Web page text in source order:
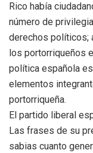
Rico había
número de
derechos políticos;
los portorriqueños
política española
elementos
portorriqueña.
El partido liberal
Las frases de su
sabias cuanto